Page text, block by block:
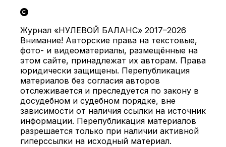
Журнал «НУЛЕВОЙ БАЛАНС» 2017–2026
Внимание! Авторские права на текстовые,
фото- и видеоматериалы, размещённые на
этом сайте, принадлежат их авторам. Права
юридически защищены. Перепубликация
материалов без согласия авторов
отслеживается и преследуется по закону в
досудебном и судебном порядке, вне
зависимости от наличия ссылки на источник
информации. Перепубликация материалов
разрешается только при наличии активной
гиперссылки на исходный материал.